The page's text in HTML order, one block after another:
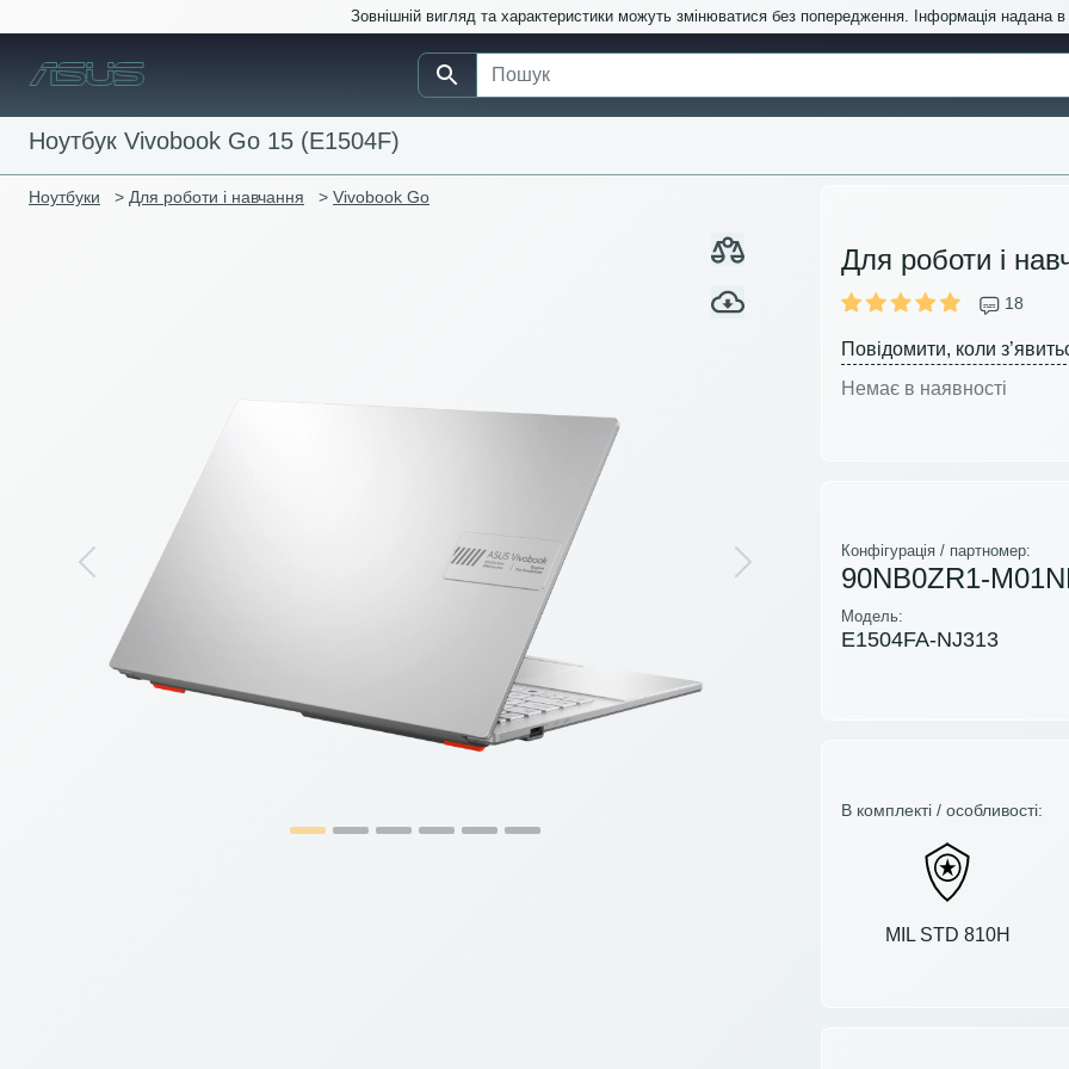
Зовнішній вигляд та характеристики можуть змінюватися без попередження. Інформація
Ноутбук Vivobook Go 15 (E1504F)
Ноутбуки > Для роботи і навчання > Vivobook Go
Previous Next
Для роботи і
18
Повідомити, коли
Немає в наявності
Конфігурація / партномер:
90NB0ZR1-
Модель:
E1504FA-NJ313
В комплекті / особливості:
MIL STD 810H